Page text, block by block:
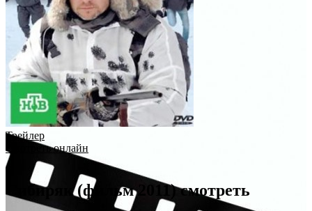
Трейлер
Смотреть онлайн
Сибиряк (фильм 2011) смотреть